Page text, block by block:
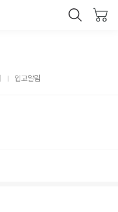
입고알림